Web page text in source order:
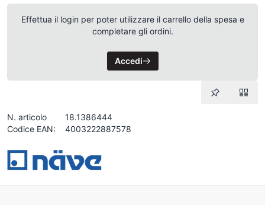
Effettua il login per poter utilizzare il carrello della spesa e
completare gli ordini.
Accedi
N. articolo
18.1386444
Codice EAN:
4003222887578